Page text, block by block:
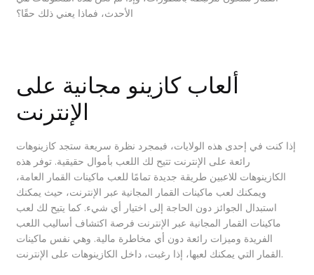
الأحدث، فماذا يعني ذلك حقًا؟
ألعاب كازينو مجانية على
الإنترنت
إذا كنت في إحدى هذه الولايات، فبمجرد نظرة سريعة ستجد كازينوهات
رائعة على الإنترنت تتيح لك اللعب بأموال حقيقية. توفر هذه
الكازينوهات للاعبين طريقة جديدة تمامًا للعب ماكينات القمار العامة،
ويمكنك لعب ماكينات القمار المجانية عبر الإنترنت، حيث يمكنك
استبدال الجوائز دون الحاجة إلى اختيار أي شيء. كما يتيح لك لعب
ماكينات القمار المجانية عبر الإنترنت فرصة اكتشاف أساليب اللعب
الفريدة وميزات رائعة دون أي مخاطرة مالية. وهي نفس ماكينات
القمار التي يمكنك لعبها، إذا رغبت، داخل الكازينوهات على الإنترنت.